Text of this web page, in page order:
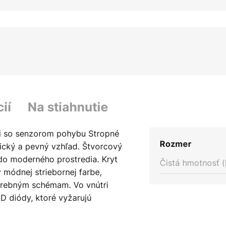
Na stiahnutie
senzorom pohybu Stropné
a pevný vzhľad. Štvorcový
moderného prostredia. Kryt
striebornej farbe,
schémam. Vo vnútri
diódy, ktoré vyžarujú
na sústredenú prácu.
Rozmer
Čistá hmotnosť